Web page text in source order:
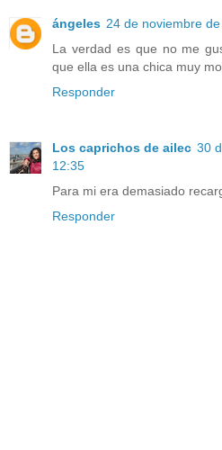
ángeles 24 de noviembre
La verdad es que no me
que ella es una chica muy
Responder
Los caprichos de ailec 30
12:35
Para mi era demasiado
Responder